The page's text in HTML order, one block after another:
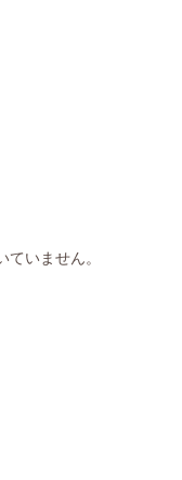
いません。